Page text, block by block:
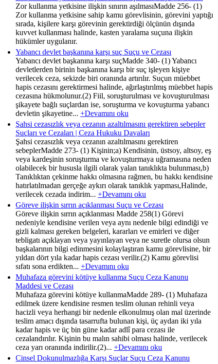
Zor kullanma yetkisine ilişkin sınırın aşılmasıMadde 256- (1)
Zor kullanma yetkisine sahip kamu görevlisinin, görevini yaptığı
sırada, kişilere karşı görevinin gerektirdiği ölçünün dışında
kuvvet kullanması halinde, kasten yaralama suçuna ilişkin
hükümler uygulanır.
Yabancı devlet başkanına karşı suç Suçu ve Cezası
Yabancı devlet başkanına karşı suçMadde 340- (1) Yabancı
devletlerden birinin başkanına karşı bir suç işleyen kişiye
verilecek ceza, sekizde biri oranında artırılır. Suçun müebbet
hapis cezasını gerektirmesi halinde, ağırlaştırılmış müebbet hapis
cezasına hükmolunur.(2) Fiil, soruşturulması ve kovuşturulması
şikayete bağlı suçlardan ise, soruşturma ve kovuşturma yabancı
devletin şikayetine... +Devamını oku
Şahsi cezasızlık veya cezanın azaltılmasını gerektiren sebepler
Suçları ve Cezaları | Ceza Hukuku Davaları
Şahsi cezasızlık veya cezanın azaltılmasını gerektiren
sebeplerMadde 273- (1) Kişinin;a) Kendisinin, üstsoy, altsoy, eş
veya kardeşinin soruşturma ve kovuşturmaya uğramasına neden
olabilecek bir hususla ilgili olarak yalan tanıklıkta bulunması,b)
Tanıklıktan çekinme hakkı olmasına rağmen, bu hakkı kendisine
hatırlatılmadan gerçeğe aykırı olarak tanıklık yapması,Halinde,
verilecek cezada indirim... +Devamını oku
Göreve ilişkin sırrın açıklanması Suçu ve Cezası
Göreve ilişkin sırrın açıklanması Madde 258(1) Görevi
nedeniyle kendisine verilen veya aynı nedenle bilgi edindiği ve
gizli kalması gereken belgeleri, kararları ve emirleri ve diğer
tebligatı açıklayan veya yayınlayan veya ne suretle olursa olsun
başkalarının bilgi edinmesini kolaylaştıran kamu görevlisine, bir
yıldan dört yıla kadar hapis cezası verilir.(2) Kamu görevlisi
sıfatı sona erdikten... +Devamını oku
Muhafaza görevini kötüye kullanma Suçu Ceza Kanunu
Maddesi ve Cezası
Muhafaza görevini kötüye kullanmaMadde 289- (1) Muhafaza
edilmek üzere kendisine resmen teslim olunan rehinli veya
hacizli veya herhangi bir nedenle elkonulmuş olan mal üzerinde
teslim amacı dışında tasarrufta bulunan kişi, üç aydan iki yıla
kadar hapis ve üç bin güne kadar adlî para cezası ile
cezalandırılır. Kişinin bu malın sahibi olması halinde, verilecek
ceza yarı oranında indirilir.(2)... +Devamını oku
Cinsel Dokunulmazlığa Karşı Suçlar Suçu Ceza Kanunu